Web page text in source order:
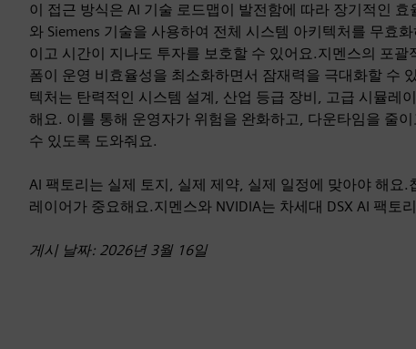
이 접근 방식은 AI 기술 로드맵이 발전함에 따라 장기적인
와 Siemens 기술을 사용하여 전체 시스템 아키텍처를 무효
이고 시간이 지나도 투자를 보호할 수 있어요.지멘스의 포
폼이 운영 비효율성을 최소화하면서 잠재력을 극대화할 수
텍처는 탄력적인 시스템 설계, 산업 등급 장비, 고급 시뮬레
해요. 이를 통해 운영자가 위험을 완화하고, 다운타임을 줄
수 있도록 도와줘요.
AI 팩토리는 실제 토지, 실제 제약, 실제 일정에 맞아야 해
레이어가 중요해요.지멘스와 NVIDIA는 차세대 DSX AI 팩토
게시 날짜: 2026년 3월 16일